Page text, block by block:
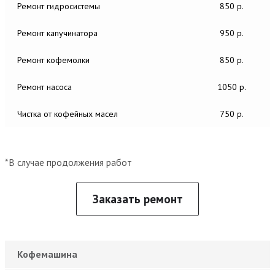
Ремонт гидросистемы 850 р.
Ремонт капучинатора 950 р.
Ремонт кофемолки 850 р.
Ремонт насоса 1050 р.
Чистка от кофейных масел 750 р.
*В случае продолжения работ
Заказать ремонт
Кофемашина